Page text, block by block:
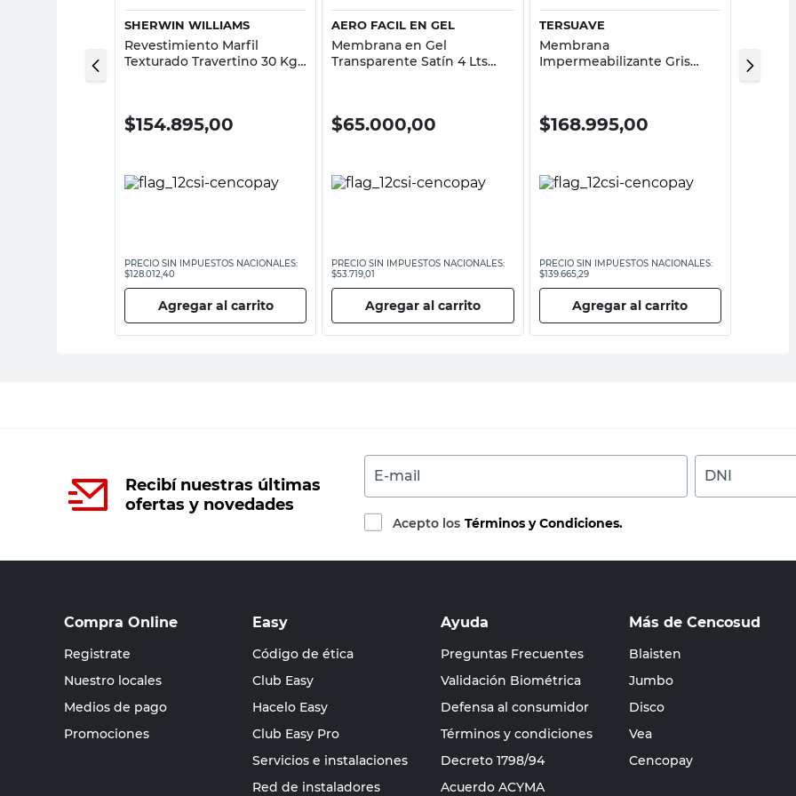
SHERWIN WILLIAMS
Revestimiento Marfil
Texturado Travertino 30 Kg
$154.895,00
PRECIO SIN IMPUESTOS NACIONALES:
$128.012,40
Agregar al carrito
AERO FACIL EN GEL
Membrana en Gel
Transparente Satín 4 Lts
$65.000,00
PRECIO SIN IMPUESTOS NACIONALES:
$53.719,01
Agregar al carrito
TERSUAVE
Membrana
Impermeabilizante Gris
$168.995,00
PRECIO SIN IMPUESTOS NACIONALES:
$139.665,29
Agregar al carrito
Beige
Recibí nuestras últimas
ofertas y novedades
E-mail DNI
Acepto los Términos y Condiciones.
Compra Online
Registrate
Nuestro locales
Medios de pago
Promociones
Easy
Código de ética
Club Easy
Hacelo Easy
Club Easy Pro
Servicios e instalaciones
Red de instaladores
Ayuda
Preguntas Frecuentes
Validación Biométrica
Defensa al consumidor
Términos y condiciones
Decreto 1798/94
Acuerdo ACYMA
Más de Cencosud
Blaisten
Jumbo
Disco
Vea
Cencopay